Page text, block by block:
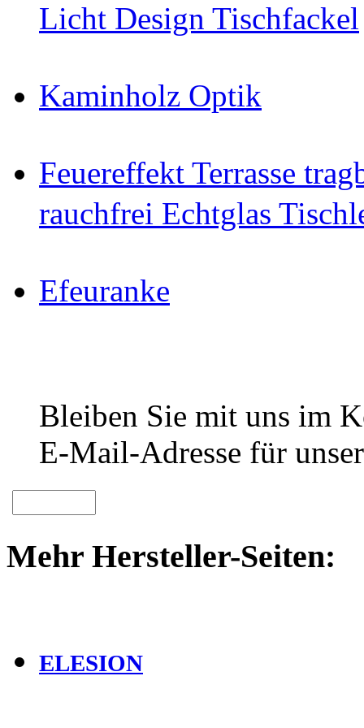
Licht Design Tischfackel
Kaminholz Optik
Feuereffekt Terrasse
rauchfrei Echtglas
Efeuranke
Bleiben Sie mit uns im
E-Mail-Adresse für
Mehr Hersteller-Seiten:
ELESION